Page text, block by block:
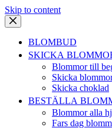
Skip to content
BLOMBUD
SKICKA
Blommor till
Skicka
Skicka choklad
BESTÄLLA
Blommor alla
Fars dag